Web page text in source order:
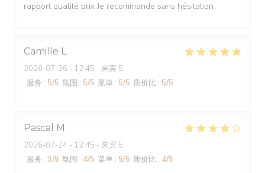
rapport qualité prix Je recommande sans hésitation
Camille L
2026-07-26 - 12:45 - 来宾 5
服务 : 5/5 氛围 : 5/5 菜单 : 5/5 质价比 : 5/5
Pascal M
2026-07-24 - 12:45 - 来宾 5
服务 : 3/5 氛围 : 4/5 菜单 : 5/5 质价比 : 4/5